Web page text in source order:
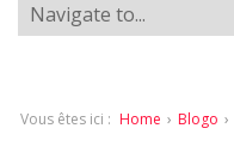
Vous êtes ici : Home › Blogo ›